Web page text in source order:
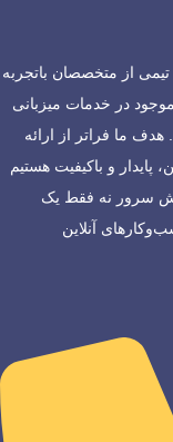
از متخصصان باتجربه
در خدمات میزبانی
ما فراتر از ارائه
پایدار و باکیفیت هستیم
سرور نه فقط یک
آنلاین